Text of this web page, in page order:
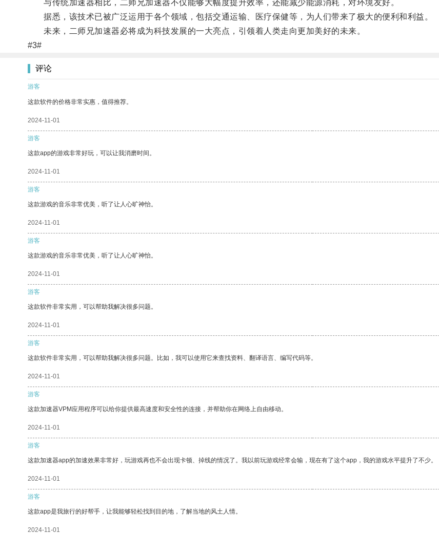
与传统加速器相比，二师兄加速器不仅能够大幅度提升效率，还能减少能源消耗，对环境友好。
据悉，该技术已被广泛运用于各个领域，包括交通运输、医疗保健等，为人们带来了极大的便利和利益。
未来，二师兄加速器必将成为科技发展的一大亮点，引领着人类走向更加美好的未来。
#3#
评论
游客
这款软件的价格非常实惠，值得推荐。
2024-11-01
游客
这款app的游戏非常好玩，可以让我消磨时间。
2024-11-01
游客
这款游戏的音乐非常优美，听了让人心旷神怡。
2024-11-01
游客
这款游戏的音乐非常优美，听了让人心旷神怡。
2024-11-01
游客
这款软件非常实用，可以帮助我解决很多问题。
2024-11-01
游客
这款软件非常实用，可以帮助我解决很多问题。比如，我可以使用它来查找资料、翻译语言、编写代码等。
2024-11-01
游客
这款加速器VPM应用程序可以给你提供最高速度和安全性的连接，并帮助你在网络上自由移动。
2024-11-01
游客
这款加速器app的加速效果非常好，玩游戏再也不会出现卡顿、掉线的情况了。我以前玩游戏经常会输，现在有了这个app，我的游戏水平提升了不少。
2024-11-01
游客
这款app是我旅行的好帮手，让我能够轻松找到目的地，了解当地的风土人情。
2024-11-01